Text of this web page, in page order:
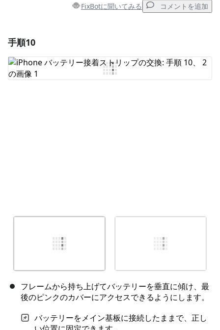
FixBotに聞いてみる コメントを追加
コメントを追加
手順10
フレームから持ち上げてバッテリーを垂直に傾け、最
後のピンクのカバーにアクセスできるようにします。
バッテリーをメイン基板に接続したままで、正し